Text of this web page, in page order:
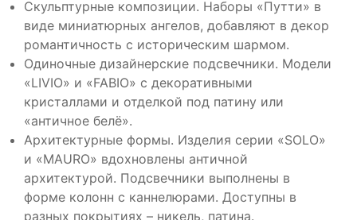
Скульптурные композиции. Наборы «Путти» в
виде миниатюрных ангелов, добавляют в декор
романтичность с историческим шармом.
Одиночные дизайнерские подсвечники. Модели
«LIVIO» и «FABIO» с декоративными
кристаллами и отделкой под патину или
«античное белё».
Архитектурные формы. Изделия серии «SOLO»
и «MAURO» вдохновлены античной
архитектурой. Подсвечники выполнены в
форме колонн с каннелюрами. Доступны в
разных покрытиях – никель, патина.